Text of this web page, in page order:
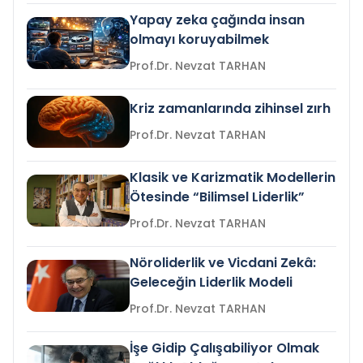
Yapay zeka çağında insan
olmayı koruyabilmek
Prof.Dr. Nevzat TARHAN
Kriz zamanlarında zihinsel zırh
Prof.Dr. Nevzat TARHAN
Klasik ve Karizmatik Modellerin
Ötesinde “Bilimsel Liderlik”
Prof.Dr. Nevzat TARHAN
Nöroliderlik ve Vicdani Zekâ:
Geleceğin Liderlik Modeli
Prof.Dr. Nevzat TARHAN
İşe Gidip Çalışabiliyor Olmak